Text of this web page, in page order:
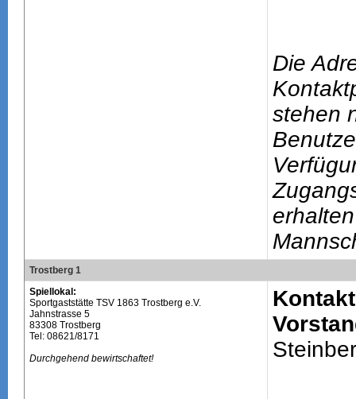
Die
stehen
Trostberg 1
Spiellokal:
Sportgaststätte TSV 1863 Trostberg e.V.
Jahnstrasse 5
83308 Trostberg
Tel: 08621/8171
Durchgehend bewirtschaftet!